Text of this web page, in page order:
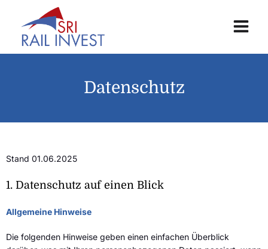
Datenschutz
Stand 01.06.2025
1. Datenschutz auf einen Blick
Allgemeine Hinweise
Die folgenden Hinweise geben einen einfachen Überblick